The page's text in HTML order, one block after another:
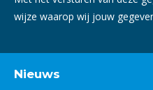
wijze waarop wij jouw
Nieuws